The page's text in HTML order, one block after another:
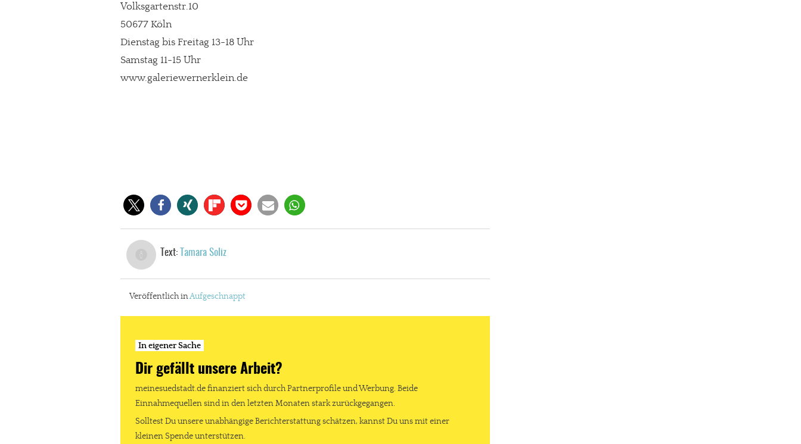
Paypal - danke@meinesuedstadt.de
JETZT SPENDEN
Volksgartenstr.10
50677 Köln
Dienstag bis Freitag 13-18 Uhr
Samstag 11-15 Uhr
www.galeriewernerklein.de
Text: Tamara Soliz
Veröffentlich inAufgeschnappt
In eigener Sache
Dir gefällt unsere Arbeit?
meinesuedstadt.de finanziert sich durch Partnerprofile und Werbung. Beide
Einnahmequellen sind in den letzten Monaten stark zurückgegangen.
Solltest Du unsere unabhängige Berichterstattung schätzen, kannst Du uns mit einer
kleinen Spende unterstützen.